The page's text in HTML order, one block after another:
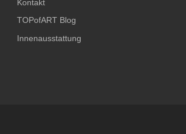
Kontakt
TOPofART Blog
Innenausstattung